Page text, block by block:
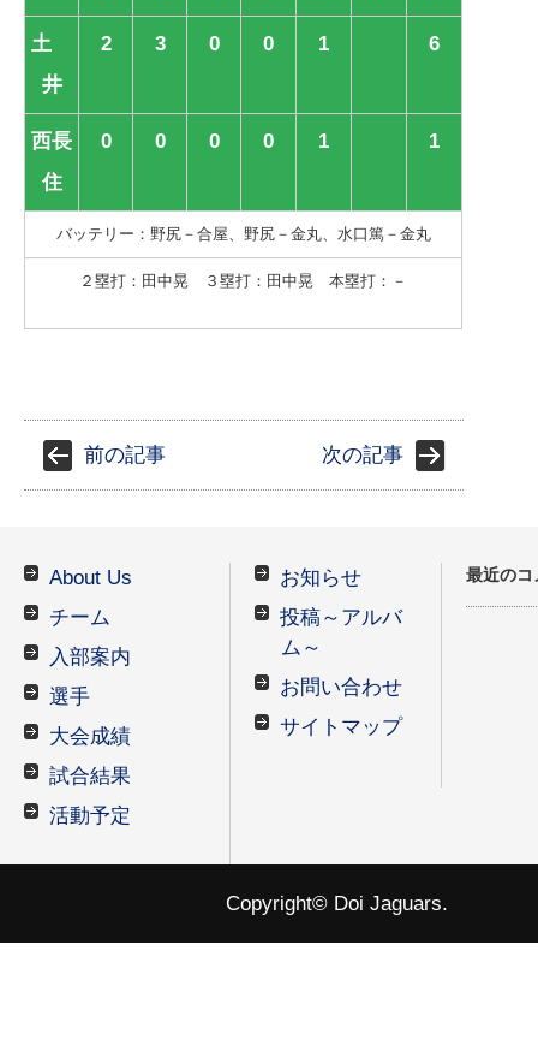
土
井
2 3 0 0 1 6
西長
住
0 0 0 0 1 1
バッテリー：野尻－合屋、野尻－金丸、水口篤－金丸
２塁打：田中晃 ３塁打：田中晃 本塁打：－
前の記事 次の記事
About Us
チーム
入部案内
選手
大会成績
試合結果
活動予定
お知らせ
投稿～アルバ
ム～
お問い合わせ
サイトマップ
最近のコ
Copyright© Doi Jaguars.